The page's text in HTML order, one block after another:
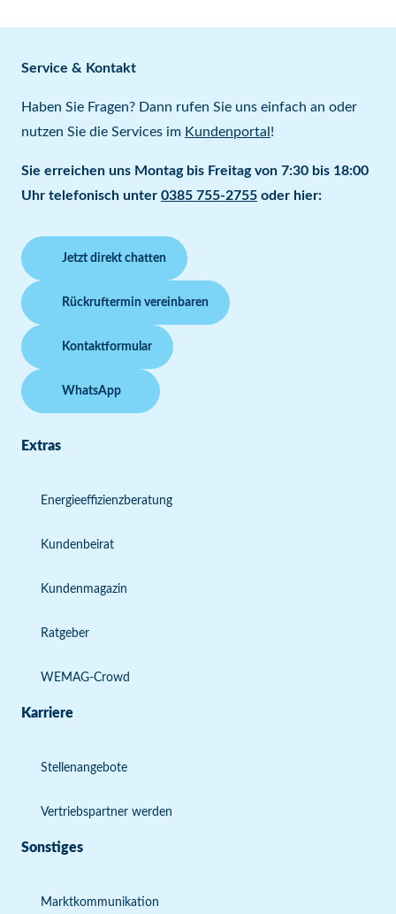
Service & Kontakt
Haben Sie Fragen? Dann rufen Sie uns einfach an oder
nutzen Sie die Services im Kundenportal !
Sie erreichen uns Montag bis Freitag von 7:30 bis 18:00
Uhr telefonisch unter 0385 755-2755 oder hier:
Jetzt direkt chatten
Rückruftermin vereinbaren
Kontaktformular
WhatsApp
Extras
Energieeffizienzberatung
Kundenbeirat
Kundenmagazin
Ratgeber
WEMAG-Crowd
Karriere
Stellenangebote
Vertriebspartner werden
Sonstiges
Marktkommunikation